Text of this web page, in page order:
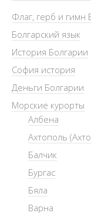
Флаг, герб и гимн
Болгарский язык
История Болгарии
София история
Деньги Болгарии
Морские курорты
Албена
Ахтополь
Балчик
Бургас
Бяла
Варна